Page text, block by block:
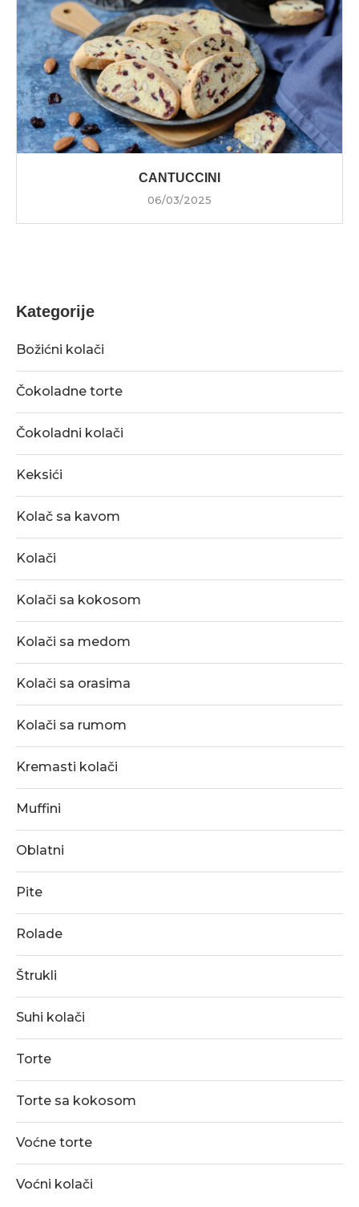
CANTUCCINI
06/03/2025
Kategorije
Božićni kolači
Čokoladne torte
Čokoladni kolači
Keksići
Kolač sa kavom
Kolači
Kolači sa kokosom
Kolači sa medom
Kolači sa orasima
Kolači sa rumom
Kremasti kolači
Muffini
Oblatni
Pite
Rolade
Štrukli
Suhi kolači
Torte
Torte sa kokosom
Voćne torte
Voćni kolači